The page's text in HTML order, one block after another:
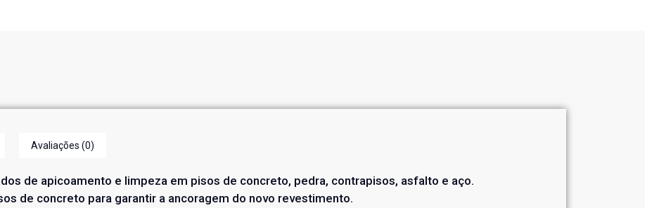
Avaliações (0)
de apicoamento e limpeza em pisos de concreto, pedra, contrapisos, asfalto e aço.
de concreto para garantir a ancoragem do novo revestimento.